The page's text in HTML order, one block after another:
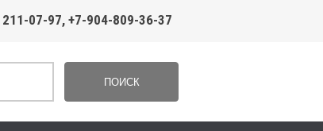
211-07-97, +7-904-809-36-37
ПОИСК